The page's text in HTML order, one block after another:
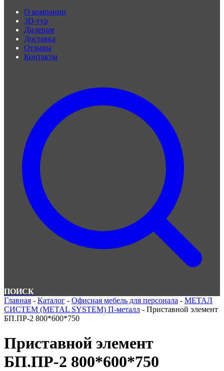
О компании
3D-тур
Дилерам
Доставка
Отзывы
Контакты
ПОИСК
Главная - Каталог - Офисная мебель для персонала - МЕТАЛ
СИСТЕМ (METAL SYSTEM) П-металл - Приставной элемент
БП.ПР-2 800*600*750
Приставной элемент
БП.ПР-2 800*600*750